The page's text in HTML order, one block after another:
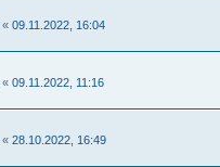
« 09.11.2022, 16:04
« 09.11.2022, 11:16
« 28.10.2022, 16:49